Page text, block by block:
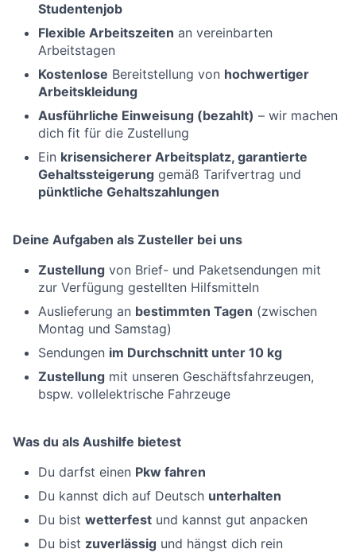
Studentenjob
Flexible Arbeitszeiten an vereinbarten
Arbeitstagen
Kostenlose Bereitstellung von hochwertiger
Arbeitskleidung
Ausführliche Einweisung (bezahlt) – wir machen
dich fit für die Zustellung
Ein krisensicherer Arbeitsplatz, garantierte
Gehaltssteigerung gemäß Tarifvertrag und
pünktliche Gehaltszahlungen
Deine Aufgaben als Zusteller bei uns
Zustellung von Brief- und Paketsendungen mit
zur Verfügung gestellten Hilfsmitteln
Auslieferung an bestimmten Tagen (zwischen
Montag und Samstag)
Sendungen im Durchschnitt unter 10 kg
Zustellung mit unseren Geschäftsfahrzeugen,
bspw. vollelektrische Fahrzeuge
Was du als Aushilfe bietest
Du darfst einen Pkw fahren
Du kannst dich auf Deutsch unterhalten
Du bist wetterfest und kannst gut anpacken
Du bist zuverlässig und hängst dich rein